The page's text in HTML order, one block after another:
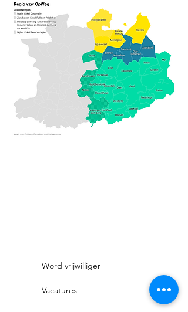
Word vrijwilliger
Vacatures